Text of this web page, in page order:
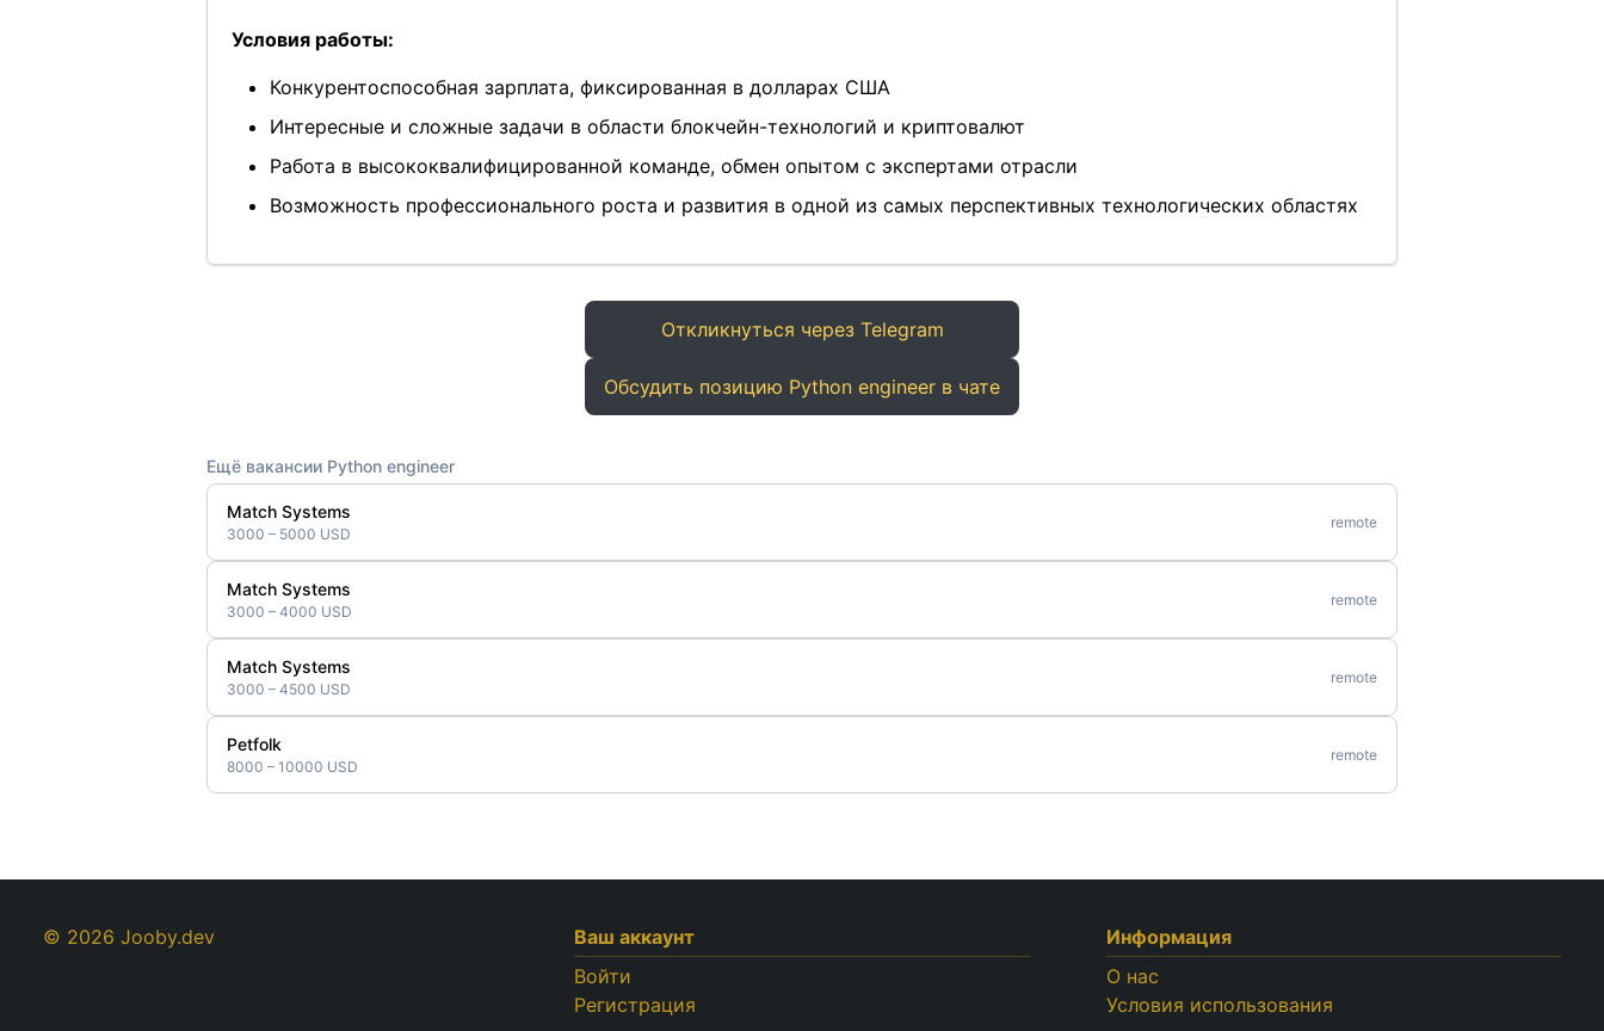
Условия работы:
Конкурентоспособная зарплата, фиксированная в долларах США
Интересные и сложные задачи в области блокчейн-технологий и криптовалют
Работа в высококвалифицированной команде, обмен опытом с экспертами отрасли
Возможность профессионального роста и развития в одной из самых перспективных технологических областях
Откликнуться через Telegram
Обсудить позицию Python engineer в чате
Ещё вакансии Python engineer
Match Systems
3000 – 5000 USD
remote
Match Systems
3000 – 4000 USD
remote
Match Systems
3000 – 4500 USD
remote
Petfolk
8000 – 10000 USD
remote
© 2026 Jooby.dev
Ваш аккаунт
Войти
Регистрация
Информация
О нас
Условия использования